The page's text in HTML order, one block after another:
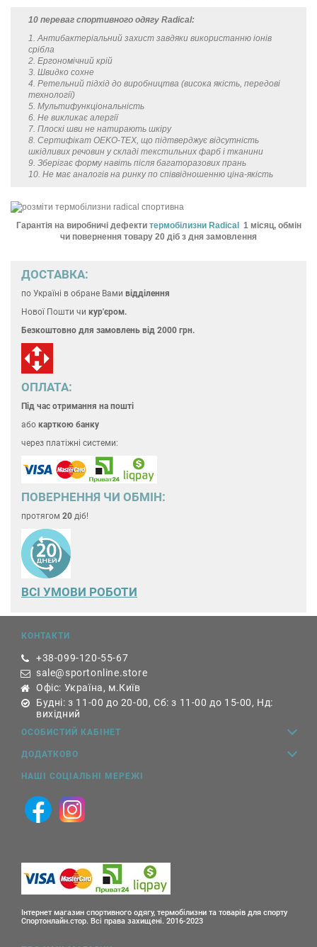
10 переваг спортивного одягу Radical:
1. Антибактеріальний захист завдяки використанню іонів
срібла
2. Ергономічний крій
3. Швидко сохне
4. Ретельний підхід до виробництва (висока якість, передові
технології)
5. Мультифункціональність
6. Не викликає алергії
7. Плоскі шви не натирають шкіру
8. Сертифікат OEKO-TEX, що підтверджує відсутність
шкідливих речовин у складі текстильних фарб і тканини
9. Зберігає форму навіть після багаторазових прань
10. Не має аналогів на ринку по співвідношенню ціна-якість
Гарантія на виробничі дефекти термобілизни Radical1 місяц, обмін
чи повернення товару 20 діб з дня замовлення
ДОСТАВКА:
по Україні в обране Вами відділення
Нової Пошти чи кур'єром.
Безкоштовно для замовлень від 2000 грн.
ОПЛАТА:
Під час отримання на пошті
або карткою банку
через платіжні системи:
ПОВЕРНЕННЯ ЧИ ОБМІН:
протягом 20 діб!
ВСІ УМОВИ РОБОТИ
КОНТАКТИ
+38-099-120-55-67
sale@sportonline.store
Офіс: Україна, м.Київ
Будні: з 11-00 до 20-00, Сб: з 11-00 до 15-00, Нд:
вихідний
ОСОБИСТИЙ КАБІНЕТ
ДОДАТКОВО
НАШІ СОЦІАЛЬНІ МЕРЕЖІ
Інтернет магазин спортивного одягу, термобілизни та товарів для спорту
Спортонлайн.стор. Всі права захищені. 2016-2023